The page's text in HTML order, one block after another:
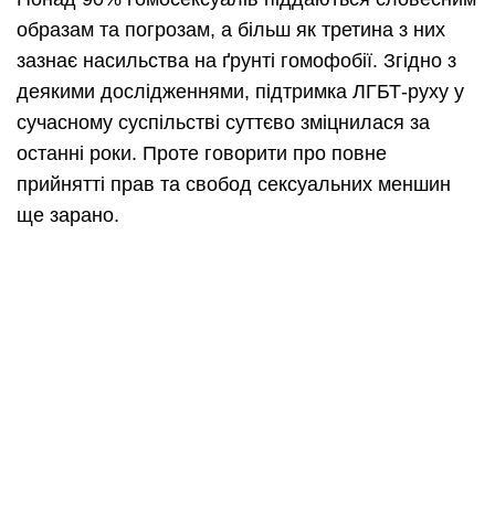
образам та погрозам, а більш як третина з них
зазнає насильства на ґрунті гомофобії. Згідно з
деякими дослідженнями, підтримка ЛГБТ-руху у
сучасному суспільстві суттєво зміцнилася за
останні роки. Проте говорити про повне
прийнятті прав та свобод сексуальних меншин
ще зарано.